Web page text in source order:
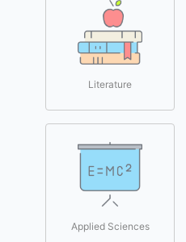
Literature
Applied Sciences